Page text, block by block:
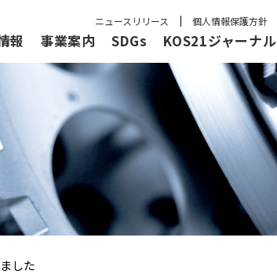
ニュースリリース 個人情報保護方針
報 事業案内 SDGs KOS21ジャーナル
した